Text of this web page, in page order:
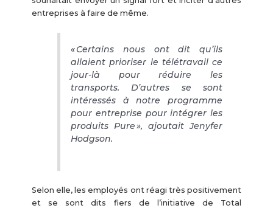
entreprises à faire de même.
« Certains nous ont dit qu’ils
allaient prioriser le télétravail ce
jour-là pour réduire les
transports. D’autres se sont
intéressés à notre programme
pour entreprise pour intégrer les
produits Pure », ajoutait Jenyfer
Hodgson.
Selon elle, les employés ont réagi très positivement
et se sont dits fiers de l’initiative de Total